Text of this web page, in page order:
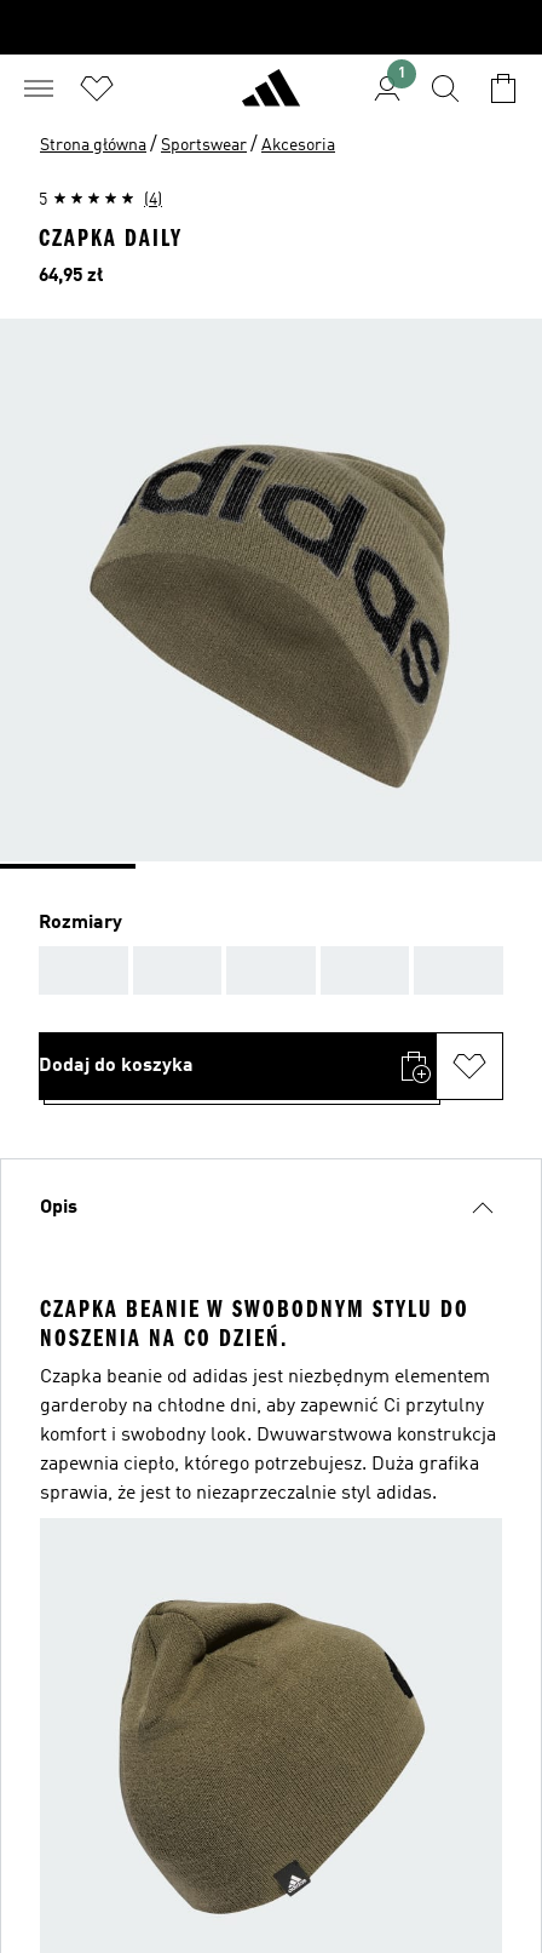
1
Strona główna / Sportswear / Akcesoria
5 (4)
CZAPKA DAILY
Cena
64,95 zł
Rozmiary
Dodaj do koszyka
Opis
CZAPKA BEANIE W SWOBODNYM STYLU DO
NOSZENIA NA CO DZIEŃ.
Czapka beanie od adidas jest niezbędnym elementem
garderoby na chłodne dni, aby zapewnić Ci przytulny
komfort i swobodny look. Dwuwarstwowa konstrukcja
zapewnia ciepło, którego potrzebujesz. Duża grafika
sprawia, że jest to niezaprzeczalnie styl adidas.